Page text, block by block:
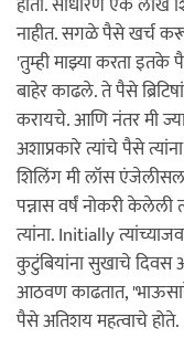
नाहीत. सगळे पैसे खर्च
'तुम्ही माझ्या करता
बाहेर काढले. ते पैसे
करायचे. आणि नंतर मी
अशाप्रकारे त्यांचे पैसे
शिलिंग मी लॉस
पन्नास वर्षं नोकरी
त्यांना. Initially
कुटुंबियांना सुखाचे दिवस
आठवण काढतात,
पैसे अतिशय महत्वाचे होते.